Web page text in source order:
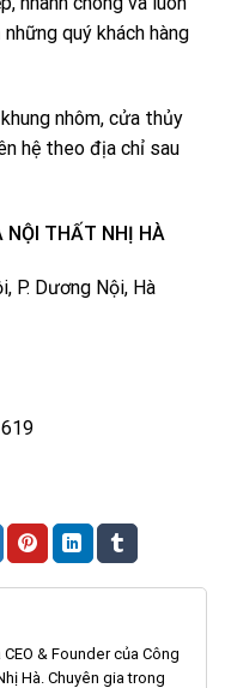
quý khách hàng
nhôm, cửa thủy
hệ theo địa chỉ sau
NỘI THẤT NHỊ HÀ
P. Dương Nội, Hà
& Founder của Công
Hà. Chuyên gia trong